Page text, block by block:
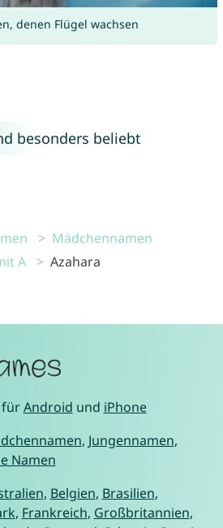
denen Flügel wachsen
besonders beliebt
Mädchennamen
A
Azahara
fürAndroid und iPhone
, Jungennamen,
Namen
, Belgien, Brasilien,
, Frankreich, Großbritannien,